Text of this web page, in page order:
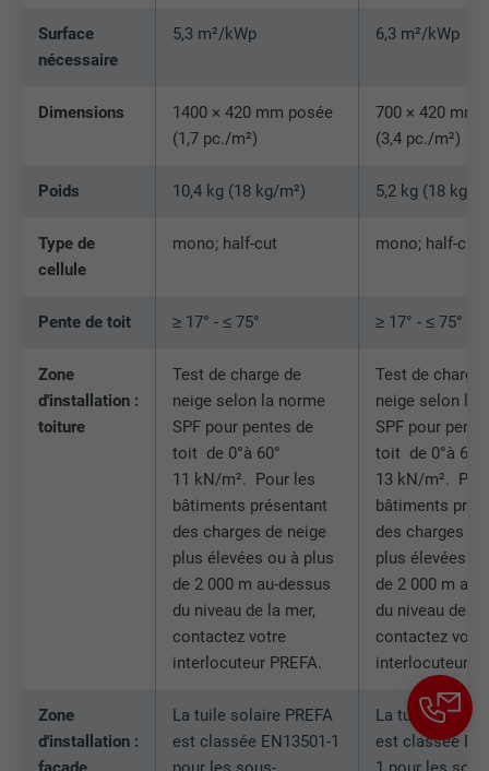
Surface
nécessaire
5,3 m²/kWp 6,3 m²/kWp
Dimensions
1400 × 420 mm posée
(1,7 pc./m²)
700 × 420 mm
(3,4 pc./m²)
Poids 10,4 kg (18 kg/m²) 5,2 kg (18 kg/
Type de
cellule
mono; half-cut mono; half-cut
Pente de toit ≥ 17° - ≤ 75° ≥ 17° - ≤ 75°
Zone
d'installation :
toiture
Test de charge de
neige selon la norme
SPF pour pentes de
toit de 0°à 60°
11 kN/m². Pour les
bâtiments présentant
des charges de neige
plus élevées ou à plus
de 2 000 m au-dessus
du niveau de la mer,
contactez votre
interlocuteur PREFA.
Test de charge
neige selon la
SPF pour
toit de 0°à 60°
13 kN/m².
bâtiments
des charges
plus élevées
de 2 000 m au-
du niveau de la
contactez votre
interlocuteur
Zone
d'installation :
La tuile solaire PREFA
est classée EN13501-1
La tuile solaire
est classée
doubleclick.net
EXPIRATION 15 minutes
UTILITÉ
Est placé afin de tester si le navigateur